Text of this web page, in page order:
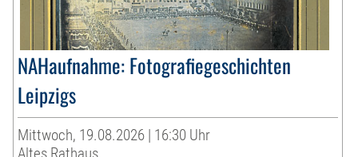
NAHaufnahme: Fotografiegeschichten
Leipzigs
Mittwoch, 19.08.2026 | 16:30 Uhr